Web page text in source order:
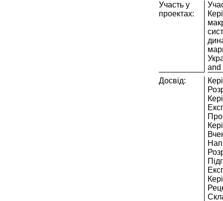
Участь у
проектах:
and
Досвід: